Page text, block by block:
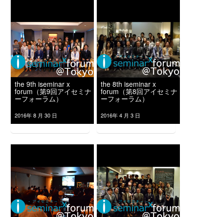
the 9th iseminar x
forum（第9回アイセミナ
ーフォーラム）
2016年 8 月 30 日
the 8th iseminar x
forum（第8回アイセミナ
ーフォーラム）
2016年 4 月 3 日